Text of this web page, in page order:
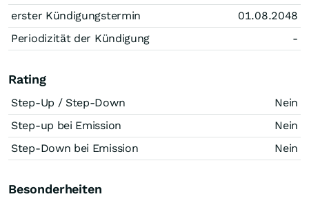
erster Kündigungstermin
01.08.2048
Periodizität der Kündigung
-
Rating
Step-Up / Step-Down
Nein
Step-up bei Emission
Nein
Step-Down bei Emission
Nein
Besonderheiten